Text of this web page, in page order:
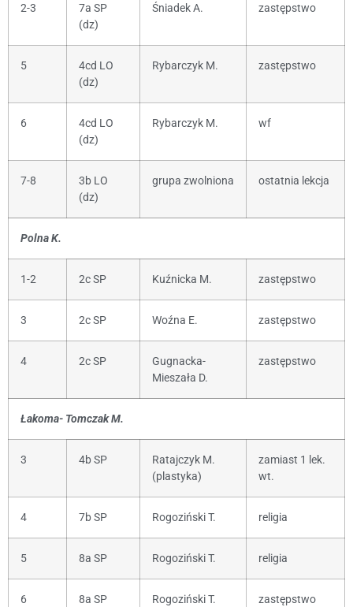
2-3
7a SP
(dz)
Śniadek A. zastępstwo
5
4cd LO
(dz)
Rybarczyk M. zastępstwo
6
4cd LO
(dz)
Rybarczyk M. wf
7-8
3b LO
(dz)
grupa zwolniona ostatnia lekcja
Polna K.
1-2 2c SP Kuźnicka M. zastępstwo
3 2c SP Woźna E. zastępstwo
4 2c SP
Gugnacka-
Mieszała D.
zastępstwo
Łakoma- Tomczak M.
3 4b SP
Ratajczyk M.
(plastyka)
zamiast 1 lek.
wt.
4 7b SP Rogoziński T. religia
5 8a SP Rogoziński T. religia
6 8a SP Rogoziński T. zastępstwo